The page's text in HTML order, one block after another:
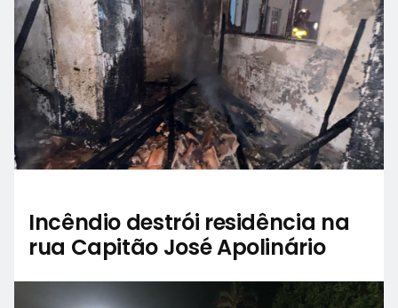
Incêndio destrói residência na
rua Capitão José Apolinário